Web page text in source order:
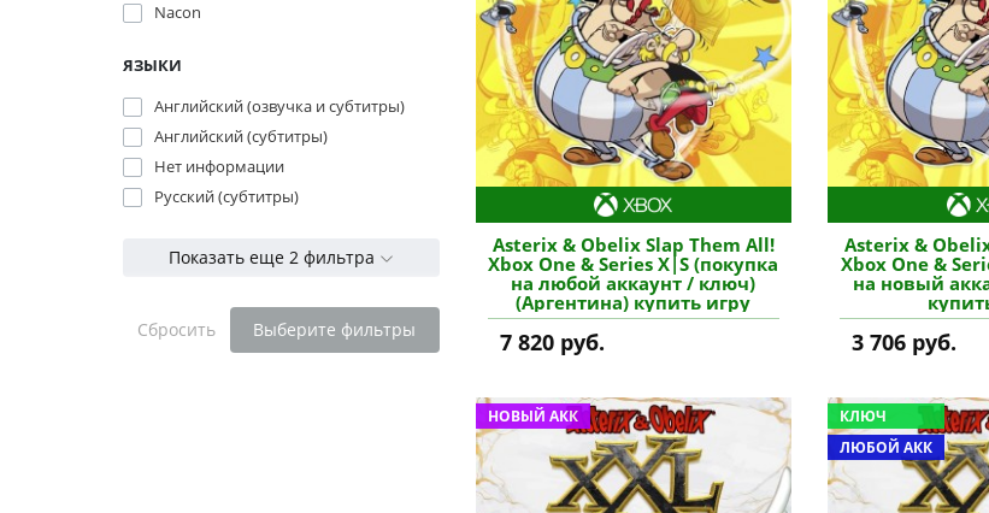
Nacon
ЯЗЫКИ
Английский (озвучка и субтитры)
Английский (субтитры)
Нет информации
Русский (субтитры)
Показать еще 2 фильтра
Сбросить Выберите фильтры
Asterix & Obelix Slap Them All!
Xbox One & Series X|S (покупка
на любой аккаунт / ключ)
(Аргентина) купить игру
7 820 руб.
Asterix &
Xbox One &
на новый
3 706 руб.
НОВЫЙ АКК
КЛЮЧ
ЛЮБОЙ АКК